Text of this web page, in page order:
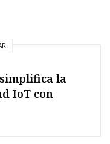
la
IoT con